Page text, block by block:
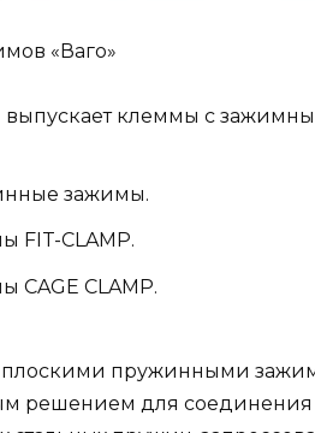
«Ваго»
клеммы с
зажимы.
FIT-CLAMP.
CAGE CLAMP.
пружинными
решением для соединения